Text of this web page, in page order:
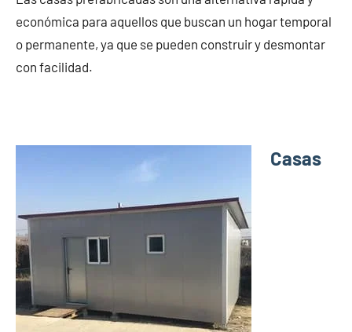
económica para aquellos que buscan un hogar temporal
o permanente, ya que se pueden construir y desmontar
con facilidad.
Casas